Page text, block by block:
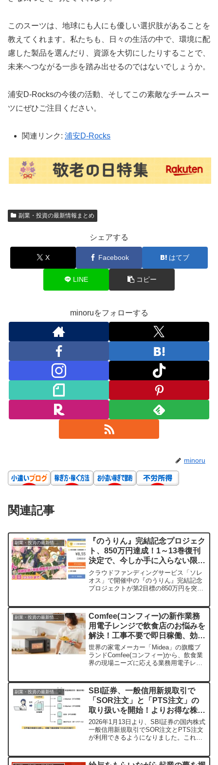
このスーツは、地球にも人にも優しい選択肢があることを
教えてくれます。私たちも、日々の生活の中で、環境に配
慮した製品を選んだり、資源を大切にしたりすることで、
未来へつながる一歩を踏み出せるのではないでしょうか。
浦安D-Rocksの今後の活動、そしてこの素敵なチームスー
ツにぜひご注目ください。
関連リンク:浦安D-Rocks
副業・投資の最新情報まとめ
シェアする
X Facebook はてブ
LINE コピー
minoruをフォローする
minoru
関連記事
副業・投資の最新情報まとめ
『のうりん』完結記念プロジェク
ト、850万円達成！1～13巻復刊
決定で、今しか手に入らない限定
アイテムを手に入れるチャンス！
クラウドファンディングサービス「ソレ
オス」で開催中の『のうりん』完結記念
プロジェクトが第2目標の850万円を突破
が手に入るコースは2月28日まで！今だ
けの特別な機会をお見逃しなく。
Comfee(コンフィー)の新作業務
用電子レンジで飲食店のお悩みを
解決！工事不要で即日稼働、効率
が爆上がりするかも？
世界の家電メーカー「Midea」の旗艦ブ
ランドComfee(コンフィー)から、飲食業
界の現場ニーズに応える業務用電子レン
パネル、お手入れ簡単なステンレス内
槽、そして高耐久設計が、忙しい飲食店
の業務効率をぐっと引き上げます。工事
不要で設置もラクラク、あなたの店舗の
救世主になるかもしれません！
副業・投資の最新情報まとめ
SBI証券、一般信用新規取引で
「SOR注文」と「PTS注文」の
取り扱いを開始！よりお得な株取
引のチャンス
2026年1月13日より、SBI証券の国内株式
一般信用新規取引でSOR注文とPTS注文
が利用できるようになりました。これに
自動で最良価格を選んで取引できるよう